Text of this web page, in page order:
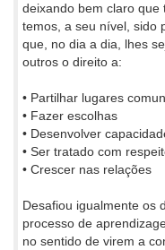
deixando bem claro
temos, a seu nível, sido
que, no dia a dia, lhes
outros o direito a:
• Partilhar lugares
• Fazer escolhas
• Desenvolver
• Ser tratado com
• Crescer nas relações
Desafiou igualmente os
processo de
no sentido de virem a